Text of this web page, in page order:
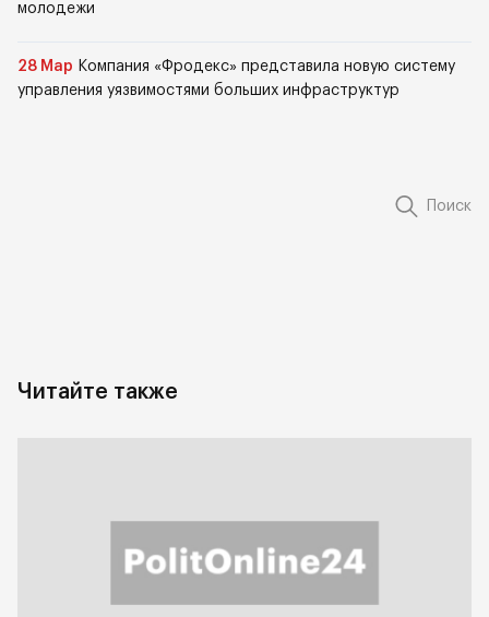
молодежи
28 Мар Компания «Фродекс» представила новую систему
управления уязвимостями больших инфраструктур
Поиск
Читайте также